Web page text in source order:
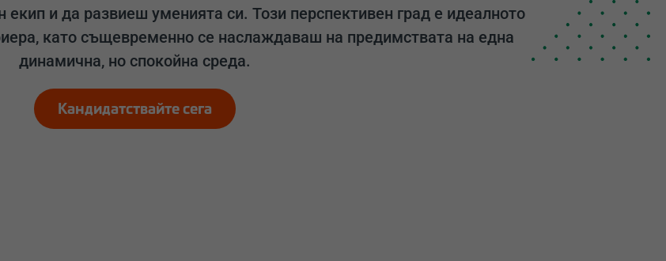
и да развиеш уменията си. Този перспективен град е идеалното
като същевременно се наслаждаваш на предимствата на една
динамична, но спокойна среда.
Кандидатствайте сега